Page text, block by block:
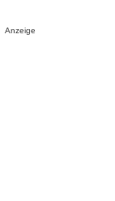
Anzeige